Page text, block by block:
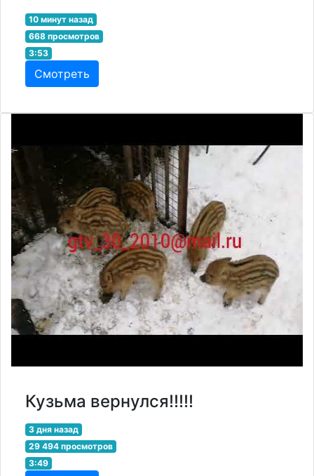
10 минут назад
668 просмотров
3:53
Смотреть
Кузьма вернулся!!!!!
3 дня назад
29 494 просмотров
3:49